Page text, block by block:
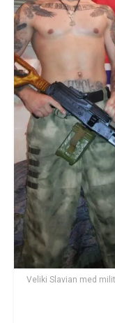
Veliki Slavian med